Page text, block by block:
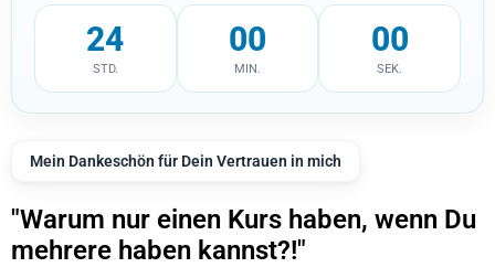
24
STD.
00
MIN.
00
SEK.
Mein Dankeschön für Dein Vertrauen in mich
"Warum nur einen Kurs haben, wenn Du
mehrere haben kannst?!"